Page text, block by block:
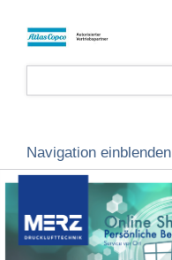
Navigation einblenden